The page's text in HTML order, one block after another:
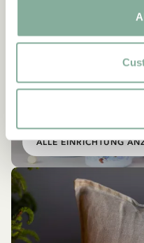
Ähnliche Produkte
ALLE EINRICHTUNG